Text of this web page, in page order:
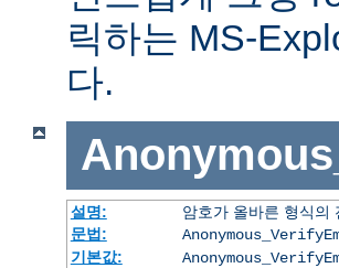
릭하는 MS-
다.
설명:
암호가 올바른 형식의
문법:
기본값: